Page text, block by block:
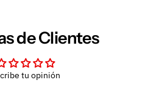
de Clientes
tu opinión